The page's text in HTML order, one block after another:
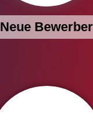
Neue Bewerber